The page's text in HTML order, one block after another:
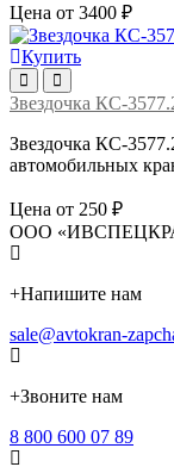
Цена от 3400 ₽
Купить
Звездочка КС-
Звездочка КС-
автомобильных
Цена от 250 ₽
ООО
+Напишите нам
sale@avtokran-
+Звоните нам
8 800 600 07 89